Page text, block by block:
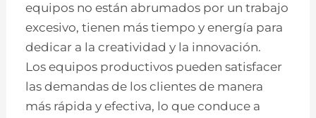
equipos no están abrumados por un trabajo
excesivo, tienen más tiempo y energía para
dedicar a la creatividad y la innovación.
Los equipos productivos pueden satisfacer
las demandas de los clientes de manera
más rápida y efectiva, lo que conduce a